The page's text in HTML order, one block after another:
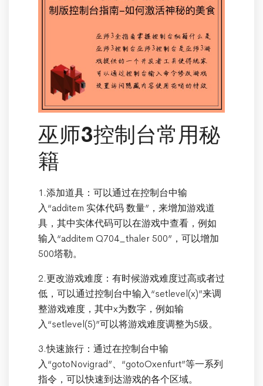
巫师3控制台常用秘
籍
1.添加道具：可以通过在控制台中输
入“additem 实体代码 数量”，来增加游戏道
具，其中实体代码可以在游戏中查看，例如
输入“additem Q704_thaler 500”，可以增加
500塔勒。
2.更改游戏难度：有时候游戏难度过高或者过
低，可以通过控制台中输入“setlevel(x)”来调
整游戏难度，其中x为数字，例如输
入“setlevel(5)”可以将游戏难度调整为5级。
3.快速旅行：通过在控制台中输
入“gotoNovigrad”、“gotoOxenfurt”等一系列
指令，可以快速到达游戏的各个区域。